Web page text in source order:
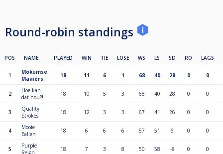
Round-robin standings
POS NAME PLAYED WIN TIE LOSE WS LS SD RO LAGS
1
Mokumse
Maaiers
18 11 6 1 68 40 28 0 0
2
Hoe kan
dat nou?!
18 10 5 3 68 40 28 0 0
3
Quality
Strokes
18 12 3 3 67 41 26 0 0
4
Mooie
Ballen
18 6 6 6 57 51 6 0 0
5
Purple
18 7 3 8 50 58 -8 0 0